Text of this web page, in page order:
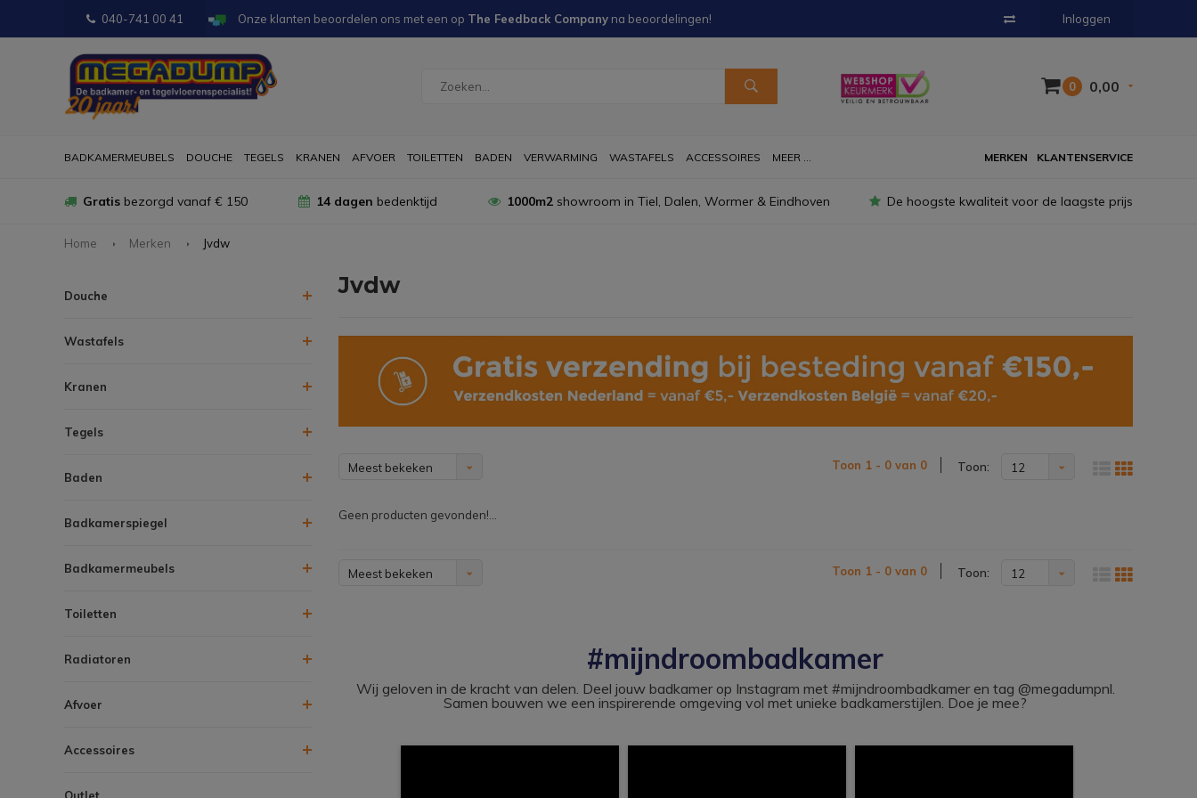
040-741 00 41 Onze klanten beoordelen ons met een op The Feedback Company na beoordelingen! Inloggen
0 0,00
BADKAMERMEUBELS DOUCHE TEGELS KRANEN AFVOER TOILETTEN BADEN VERWARMING WASTAFELS ACCESSOIRES MEER ... KLANTENSERVICE
MERKEN
Gratis bezorgd vanaf € 150 14 dagen bedenktijd 1000m2showroom in Tiel, Dalen, Wormer & Eindhoven De hoogste kwaliteit voor de laagste prijs
Home Merken Jvdw
Douche
Wastafels
Kranen
Tegels
Baden
Badkamerspiegel
Badkamermeubels
Toiletten
Radiatoren
Afvoer
Accessoires
Outlet
Jvdw
Meest bekeken Toon 1 - 0 van 0 Toon: 12
Geen producten gevonden!...
Meest bekeken Toon 1 - 0 van 0 Toon: 12
#mijndroombadkamer
Wij geloven in de kracht van delen. Deel jouw badkamer op Instagram met #mijndroombadkamer en tag @megadumpnl.
Samen bouwen we een inspirerende omgeving vol met unieke badkamerstijlen. Doe je mee?